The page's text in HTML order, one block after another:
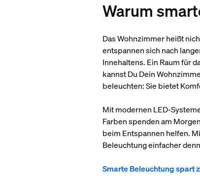
Warum
Das Wohnzimmer heißt
entspannen sich nach
Innehaltens. Ein Raum für
kannst Du Dein
beleuchten: Sie bietet
Mit modernen LED-
Farben spenden am
beim Entspannen helfen.
Beleuchtung einfacher
Smarte Beleuchtung spart